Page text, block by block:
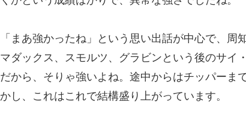
まあ強かったね」という思い出話が中心で、周
ダックス、スモルツ、グラビンという後のサイ
から、そりゃ強いよね。途中からはチッパーま
し、これはこれで結構盛り上がっています。